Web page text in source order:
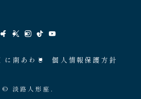
に南あわじ 個人情報保護方針
© 淡路人形座.